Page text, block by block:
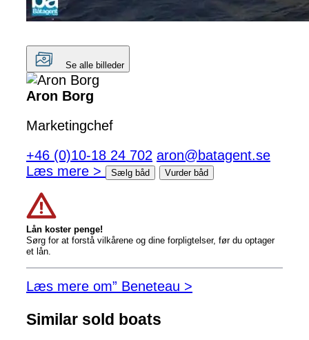
Se alle billeder
Aron Borg
Marketingchef
+46 (0)10-18 24 702 aron@batagent.se
Læs mere >
Sælg båd Vurder båd
Lån koster penge!
Sørg for at forstå vilkårene og dine forpligtelser, før du optager
et lån.
Læs mere om” Beneteau >
Similar sold boats